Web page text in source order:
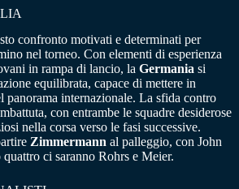
confronto motivati e determinati per
nel torneo. Con elementi di esperienza
in rampa di lancio, la Germania si
equilibrata, capace di mettere in
panorama internazionale. La sfida contro
con entrambe le squadre desiderose
nella corsa verso le fasi successive.
Zimmermann al palleggio, con John
ci saranno Rohrs e Meier.